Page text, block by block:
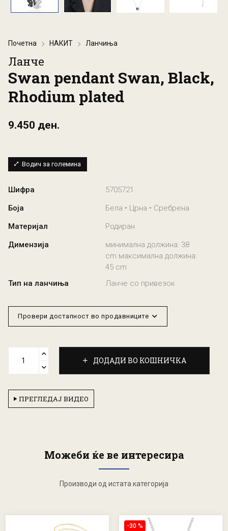
Почетна НАКИТ Ланчиња
Ланче
Swan pendant Swan, Black,
Rhodium plated
9.450 ден.
Водич за големина
Шифра
5705721
Боја
Бела • Црна • Сребрена
Материјал
Родиран
Димензија
минимална должина: 38
cm максимална должина:
45 cm
Тип на ланчиња
Ланче со привезок
Провери достапност во продавниците
ДОДАДИ ВО КОШНИЧКА
ПРЕГЛЕДАЈ ВИДЕО
Можеби ќе ве интересира
Производи од истата категорија
-30 %